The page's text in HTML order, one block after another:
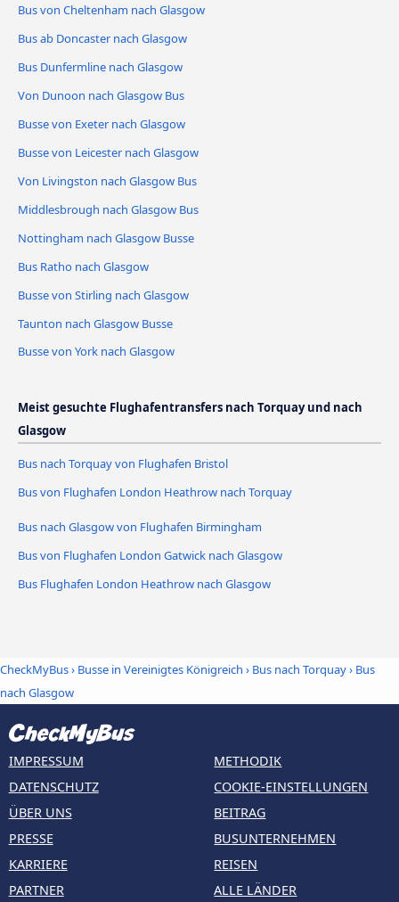
Bus von Cheltenham nach Glasgow
Bus ab Doncaster nach Glasgow
Bus Dunfermline nach Glasgow
Von Dunoon nach Glasgow Bus
Busse von Exeter nach Glasgow
Busse von Leicester nach Glasgow
Von Livingston nach Glasgow Bus
Middlesbrough nach Glasgow Bus
Nottingham nach Glasgow Busse
Bus Ratho nach Glasgow
Busse von Stirling nach Glasgow
Taunton nach Glasgow Busse
Busse von York nach Glasgow
Meist gesuchte Flughafentransfers nach Torquay und nach
Glasgow
Bus nach Torquay von Flughafen Bristol
Bus von Flughafen London Heathrow nach Torquay
Bus nach Glasgow von Flughafen Birmingham
Bus von Flughafen London Gatwick nach Glasgow
Bus Flughafen London Heathrow nach Glasgow
CheckMyBus› Busse in Vereinigtes Königreich › Bus nach Torquay› Bus
nach Glasgow
IMPRESSUM
DATENSCHUTZ
ÜBER UNS
PRESSE
KARRIERE
PARTNER
METHODIK
COOKIE-EINSTELLUNGEN
BEITRAG
BUSUNTERNEHMEN
REISEN
ALLE LÄNDER